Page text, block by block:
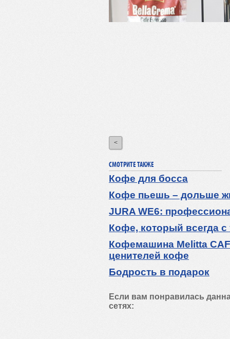
<
СМОТРИТЕ ТАКЖЕ
Кофе для босса
Кофе пьешь – дольше
JURA WE6:
Кофе, который всегда с
Кофемашина Melitta
ценителей кофе
Бодрость в подарок
Если вам понравилась
сетях: